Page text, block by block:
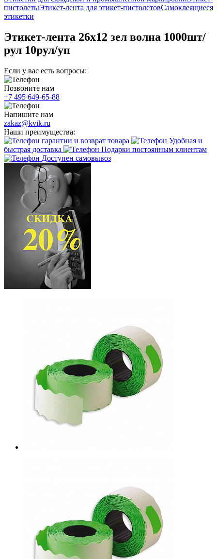
пистолетыЭтикет-лента для этикет-пистолетовСамоклеящиеся
этикетки
Этикет-лента 26х12 зел волна 1000шт/
рул 10рул/уп
Если у вас есть вопросы:
Позвоните нам
+7 495 649-65-88
Напишите нам
zakaz@kvik.ru
Наши преимущества:
гарантии и возврат товара
Удобная и
быстрая доставка
Подарки постоянным клиентам
Доступен самовывоз